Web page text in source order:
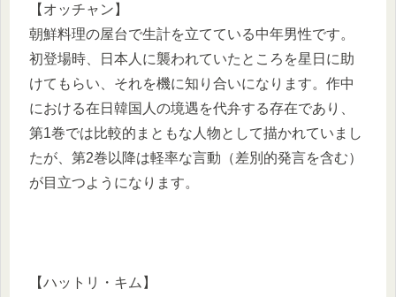
【オッチャン】
朝鮮料理の屋台で生計を立てている中年男性です。
初登場時、日本人に襲われていたところを星日に助
けてもらい、それを機に知り合いになります。作中
における在日韓国人の境遇を代弁する存在であり、
第1巻では比較的まともな人物として描かれていまし
たが、第2巻以降は軽率な言動（差別的発言を含む）
が目立つようになります。
【ハットリ・キム】